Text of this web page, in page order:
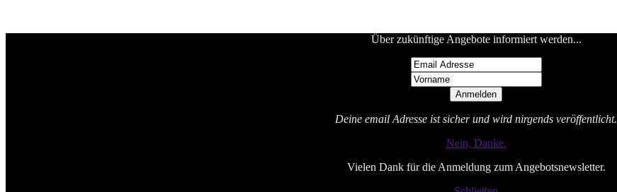
Über zukünftige Angebote informiert werden...
Deine email Adresse ist sicher und wird nirgends veröffentlicht.
Nein, Danke.
Vielen Dank für die Anmeldung zum Angebotsnewsletter.